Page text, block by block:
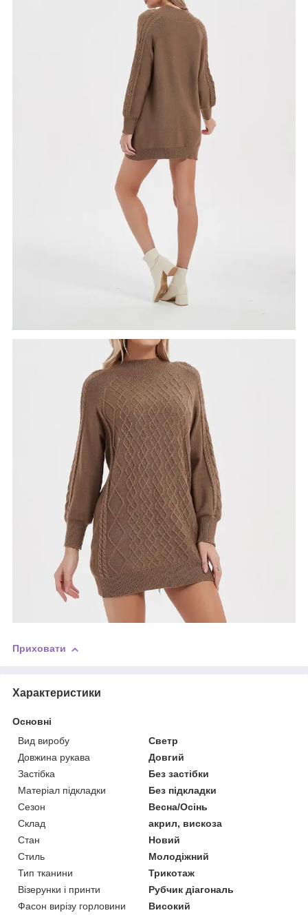
Приховати
Характеристики
Основні
Вид виробу
Светр
Довжина рукава
Довгий
Застібка
Без застібки
Матеріал підкладки
Без підкладки
Сезон
Весна/Осінь
Склад
акрил, вискоза
Стан
Новий
Стиль
Молодіжний
Тип тканини
Трикотаж
Візерунки і принти
Рубчик діагональ
Фасон вирізу горловини
Високий